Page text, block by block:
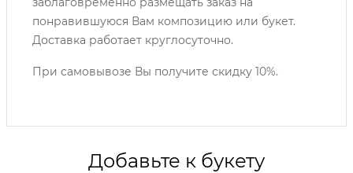
понравившуюся Вам композицию или букет.
Доставка работает круглосуточно.
При самовывозе Вы получите скидку 10%.
Добавьте к букету